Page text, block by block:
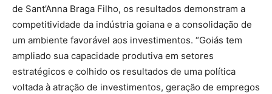
de Sant’Anna Braga Filho, os resultados demonstram a
competitividade da indústria goiana e a consolidação de
um ambiente favorável aos investimentos. “Goiás tem
ampliado sua capacidade produtiva em setores
estratégicos e colhido os resultados de uma política
voltada à atração de investimentos, geração de empregos